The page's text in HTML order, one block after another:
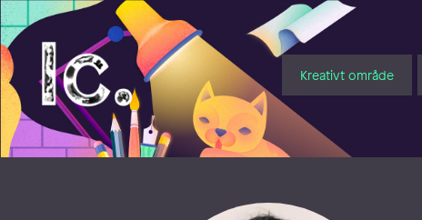
Illustratörcentrum
Kreativt område